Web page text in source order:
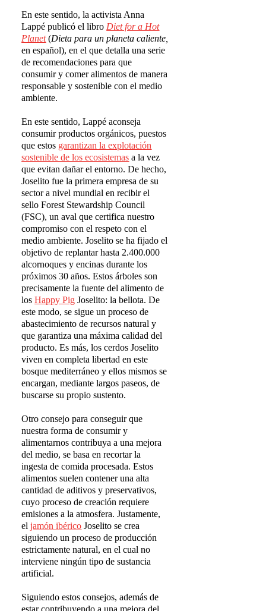
En este sentido, la activista Anna
Lappé publicó el libro Diet for a Hot
Planet(Dieta para un planeta caliente,
en español), en el que detalla una serie
de recomendaciones para que
consumir y comer alimentos de manera
responsable y sostenible con el medio
ambiente.
En este sentido, Lappé aconseja
consumir productos orgánicos, puestos
que estos garantizan la explotación
sostenible de los ecosistemas a la vez
que evitan dañar el entorno. De hecho,
Joselito fue la primera empresa de su
sector a nivel mundial en recibir el
sello Forest Stewardship Council
(FSC), un aval que certifica nuestro
compromiso con el respeto con el
medio ambiente. Joselito se ha fijado el
objetivo de replantar hasta 2.400.000
alcornoques y encinas durante los
próximos 30 años. Estos árboles son
precisamente la fuente del alimento de
losHappy Pig Joselito: la bellota. De
este modo, se sigue un proceso de
abastecimiento de recursos natural y
que garantiza una máxima calidad del
producto. Es más, los cerdos Joselito
viven en completa libertad en este
bosque mediterráneo y ellos mismos se
encargan, mediante largos paseos, de
buscarse su propio sustento.
Otro consejo para conseguir que
nuestra forma de consumir y
alimentarnos contribuya a una mejora
del medio, se basa en recortar la
ingesta de comida procesada. Estos
alimentos suelen contener una alta
cantidad de aditivos y preservativos,
cuyo proceso de creación requiere
emisiones a la atmosfera. Justamente,
eljamón ibérico Joselito se crea
siguiendo un proceso de producción
estrictamente natural, en el cual no
interviene ningún tipo de sustancia
artificial.
Siguiendo estos consejos, además de
estar contribuyendo a una mejora del